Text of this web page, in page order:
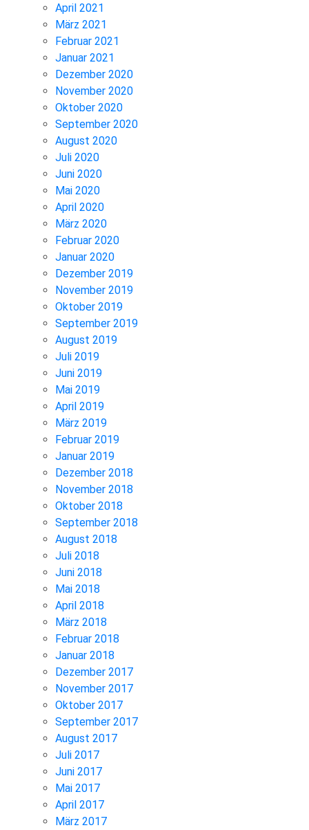
April 2021
März 2021
Februar 2021
Januar 2021
Dezember 2020
November 2020
Oktober 2020
September 2020
August 2020
Juli 2020
Juni 2020
Mai 2020
April 2020
März 2020
Februar 2020
Januar 2020
Dezember 2019
November 2019
Oktober 2019
September 2019
August 2019
Juli 2019
Juni 2019
Mai 2019
April 2019
März 2019
Februar 2019
Januar 2019
Dezember 2018
November 2018
Oktober 2018
September 2018
August 2018
Juli 2018
Juni 2018
Mai 2018
April 2018
März 2018
Februar 2018
Januar 2018
Dezember 2017
November 2017
Oktober 2017
September 2017
August 2017
Juli 2017
Juni 2017
Mai 2017
April 2017
März 2017